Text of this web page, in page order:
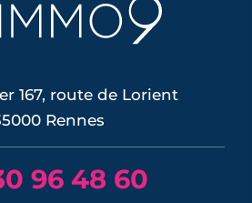
neuf : ce qu'il faut savoir
ou de revendre.
167, route de Lorient
Rennes
96 48 60